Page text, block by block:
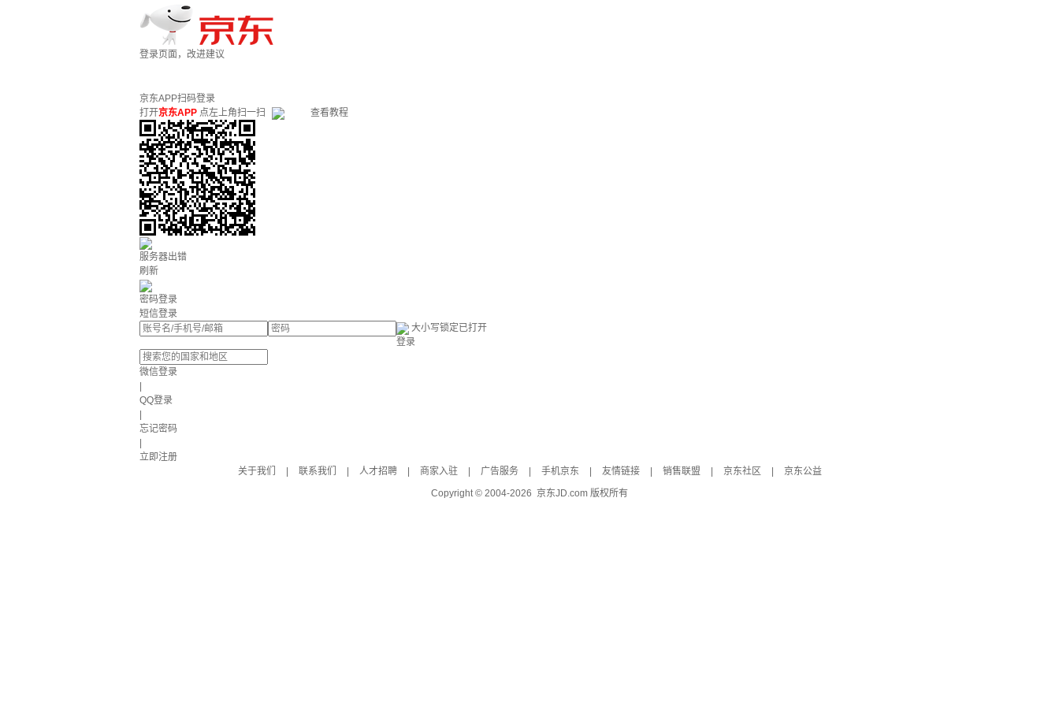
登录页面，改进建议
京东APP扫码登录
打开京东APP 点左上角扫一扫 查看教程
服务器出错
刷新
密码登录
短信登录
大小写锁定已打开
登录
微信登录
QQ登录
忘记密码
立即注册
关于我们
联系我们 人才招聘 商家入驻 广告服务 手机京东 友情链接 销售联盟 京东社区
京东公益
Copyright © 2004-2026 京东JD.com 版权所有